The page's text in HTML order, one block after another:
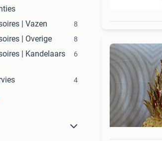
| Vazen
8
| Overige 8
| Kandelaars
6
4